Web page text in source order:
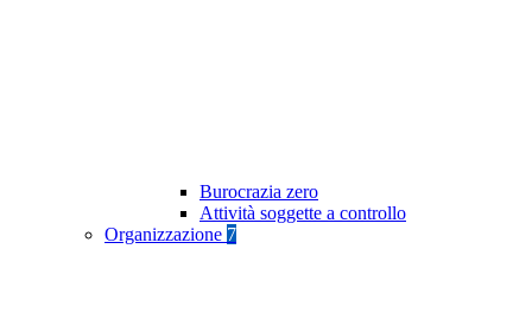
Burocrazia zero
Attività soggette a controllo
Organizzazione 7